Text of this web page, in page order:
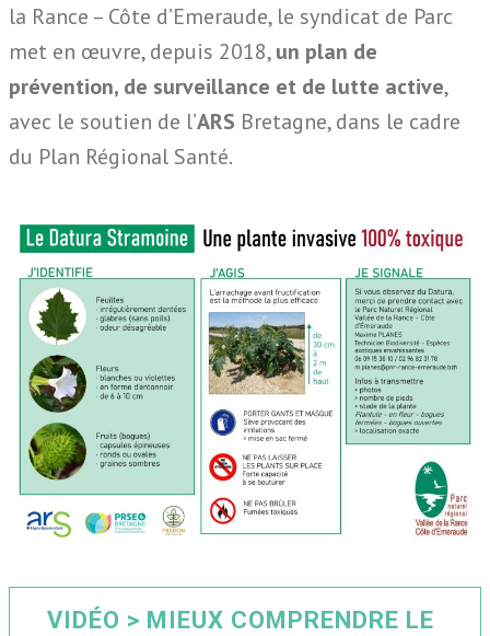
la Rance – Côte d’Emeraude, le syndicat de Parc
met en œuvre, depuis 2018,un plan de
prévention, de surveillance et de lutte active,
avec le soutien de l’ARS Bretagne, dans le cadre
du Plan Régional Santé.
VIDÉO > MIEUX COMPRENDRE LE